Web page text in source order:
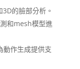
的臉部分析。
和mesh模型進
動作生成提供支